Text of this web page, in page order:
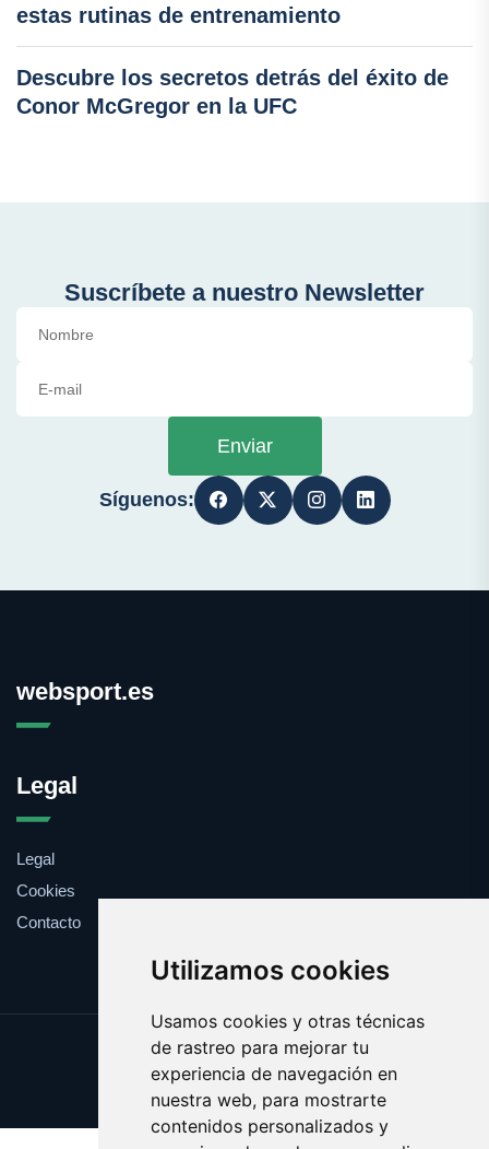
Utilizamos cookies
Usamos cookies y otras técnicas
de rastreo para mejorar tu
experiencia de navegación en
nuestra web, para mostrarte
contenidos personalizados y
estas rutinas de entrenamiento
Descubre los secretos detrás del éxito de
Conor McGregor en la UFC
Suscríbete a nuestro Newsletter
Enviar
Síguenos:
websport.es
Legal
Legal
Cookies
Contacto
Update cookies preferences
Copyright © 2025 websport.es